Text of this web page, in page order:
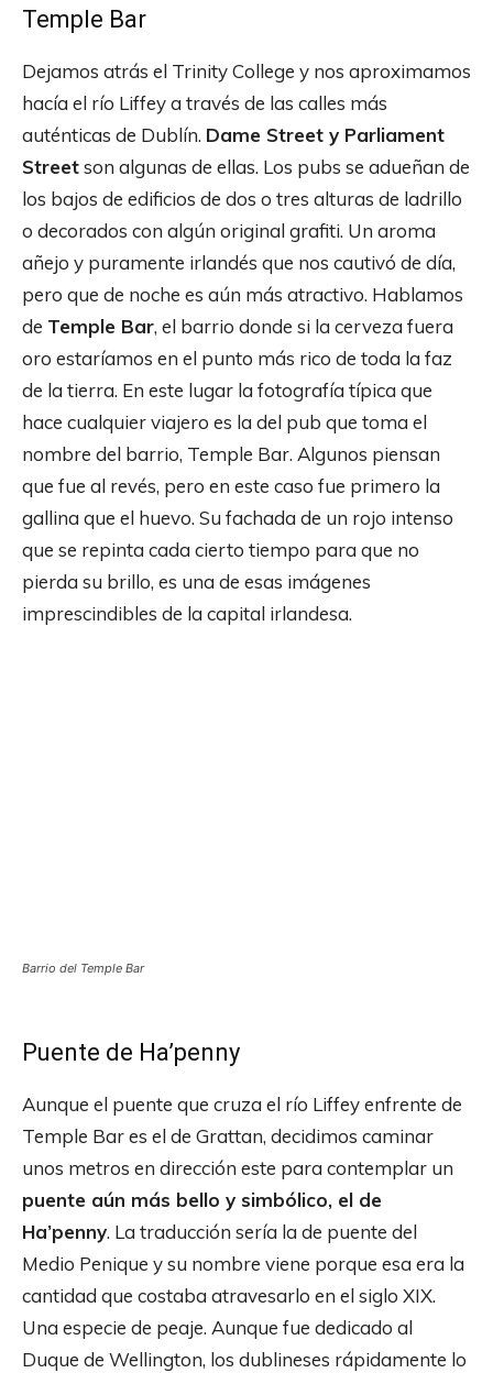
Temple Bar
Dejamos atrás el Trinity College y nos aproximamos
hacía el río Liffey a través de las calles más
auténticas de Dublín. Dame Street y Parliament
Streetson algunas de ellas. Los pubs se adueñan de
los bajos de edificios de dos o tres alturas de ladrillo
o decorados con algún original grafiti. Un aroma
añejo y puramente irlandés que nos cautivó de día,
pero que de noche es aún más atractivo. Hablamos
de Temple Bar, el barrio donde si la cerveza fuera
oro estaríamos en el punto más rico de toda la faz
de la tierra. En este lugar la fotografía típica que
hace cualquier viajero es la del pub que toma el
nombre del barrio, Temple Bar. Algunos piensan
que fue al revés, pero en este caso fue primero la
gallina que el huevo. Su fachada de un rojo intenso
que se repinta cada cierto tiempo para que no
pierda su brillo, es una de esas imágenes
imprescindibles de la capital irlandesa.
Barrio del Temple Bar
Puente de Ha’penny
Aunque el puente que cruza el río Liffey enfrente de
Temple Bar es el de Grattan, decidimos caminar
unos metros en dirección este para contemplar un
puente aún más bello y simbólico, el de
Ha’penny. La traducción sería la de puente del
Medio Penique y su nombre viene porque esa era la
cantidad que costaba atravesarlo en el siglo XIX.
Una especie de peaje. Aunque fue dedicado al
Duque de Wellington, los dublineses rápidamente lo